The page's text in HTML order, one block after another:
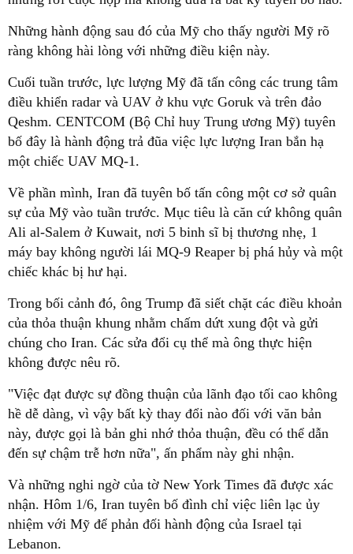
Những hành động sau đó của Mỹ cho thấy người Mỹ rõ
ràng không hài lòng với những điều kiện này.
Cuối tuần trước, lực lượng Mỹ đã tấn công các trung tâm
điều khiển radar và UAV ở khu vực Goruk và trên đảo
Qeshm. CENTCOM (Bộ Chỉ huy Trung ương Mỹ) tuyên
bố đây là hành động trả đũa việc lực lượng Iran bắn hạ
một chiếc UAV MQ-1.
Về phần mình, Iran đã tuyên bố tấn công một cơ sở quân
sự của Mỹ vào tuần trước. Mục tiêu là căn cứ không quân
Ali al-Salem ở Kuwait, nơi 5 binh sĩ bị thương nhẹ, 1
máy bay không người lái MQ-9 Reaper bị phá hủy và một
chiếc khác bị hư hại.
Trong bối cảnh đó, ông Trump đã siết chặt các điều khoản
của thỏa thuận khung nhằm chấm dứt xung đột và gửi
chúng cho Iran. Các sửa đổi cụ thể mà ông thực hiện
không được nêu rõ.
"Việc đạt được sự đồng thuận của lãnh đạo tối cao không
hề dễ dàng, vì vậy bất kỳ thay đổi nào đối với văn bản
này, được gọi là bản ghi nhớ thỏa thuận, đều có thể dẫn
đến sự chậm trễ hơn nữa", ấn phẩm này ghi nhận.
Và những nghi ngờ của tờ New York Times đã được xác
nhận. Hôm 1/6, Iran tuyên bố đình chỉ việc liên lạc ủy
nhiệm với Mỹ để phản đối hành động của Israel tại
Lebanon.